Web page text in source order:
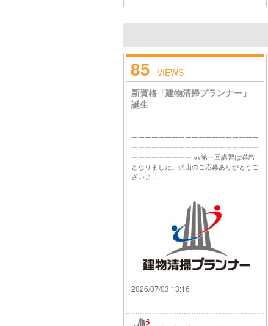
85 VIEWS
新資格「建物清掃プランナー」
誕生
ーーーーーーーーーーーーーーーーーーー
ーーーーーーーーーーーーーーーーーーー
ーーーーーーーーー ※※第一回講習は満席
となりました。沢山のご応募ありがとうご
ざいま…
2026/07/03 13:16